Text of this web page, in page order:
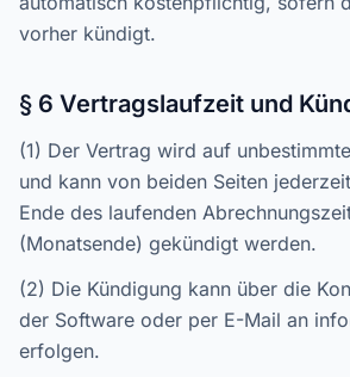
vorher kündigt.
§ 6 Vertragslaufzeit und
(1) Der Vertrag wird auf
und kann von beiden Seiten
Ende des laufenden
(Monatsende) gekündigt werden.
(2) Die Kündigung kann über die
der Software oder per E-Mail an
erfolgen.